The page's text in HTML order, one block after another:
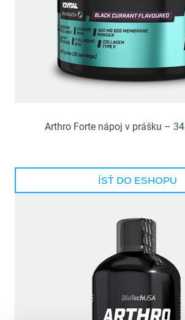
Arthro Forte nápoj v prášku –
ÍSŤ DO ESHOPU